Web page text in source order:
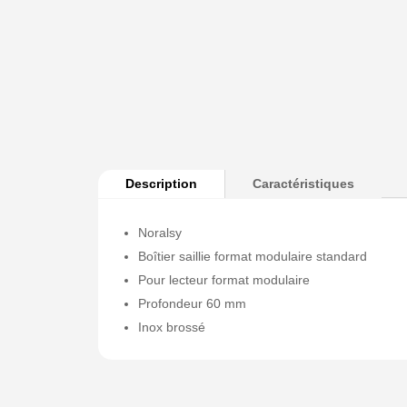
Description Caractéristiques
Noralsy
Boîtier saillie format modulaire standard
Pour lecteur format modulaire
Profondeur 60 mm
Inox brossé